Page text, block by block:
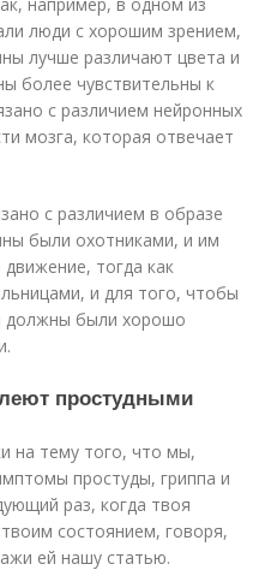
люди с хорошим зрением,
лучше различают цвета и
более чувствительны к
с различием нейронных
мозга, которая отвечает
с различием в образе
были охотниками, и им
тогда как
и для того, чтобы
должны были хорошо
простудными
на тему того, что мы,
простуды, гриппа и
раз, когда твоя
состоянием, говоря,
ей нашу статью.